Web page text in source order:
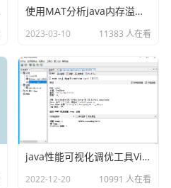
使用MAT分析java内存溢出的原因
2023-03-10 11383 人在看
java性能可视化调优工具VisualVM
2022-12-20 10991 人在看